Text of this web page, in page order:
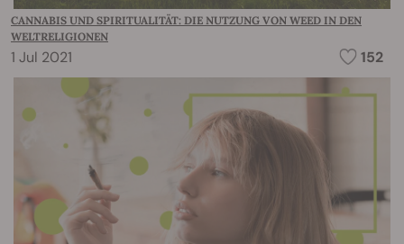
CANNABIS UND SPIRITUALITÄT: DIE NUTZUNG VON WEED IN DEN
WELTRELIGIONEN
1 Jul 2021 152